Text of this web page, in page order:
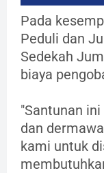
Pada
Peduli dan
Sedekah
biaya
"Santunan
dan
kami untuk